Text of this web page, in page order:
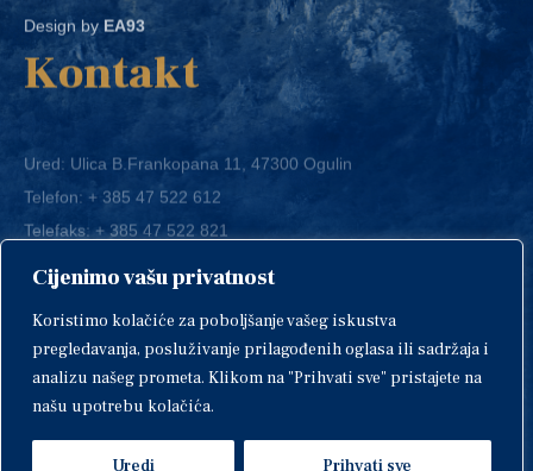
Cijenimo vašu privatnost
Koristimo kolačiće za poboljšanje vašeg iskustva
pregledavanja, posluživanje prilagođenih oglasa ili sadržaja i
analizu našeg prometa. Klikom na "Prihvati sve" pristajete na
našu upotrebu kolačića.
Uredi Prihvati sve
Kontakt
Ured: Ulica B.Frankopana 11, 47300 Ogulin
Telefon:+ 385 47 522 612
Telefaks:+ 385 47 522 821
E-mail:grad-ogulin@ogulin.hr
IBAN: HR1424020061829700009